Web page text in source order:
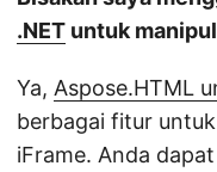
.NET untuk
Ya, Aspose.HTML
berbagai fitur
iFrame. Anda